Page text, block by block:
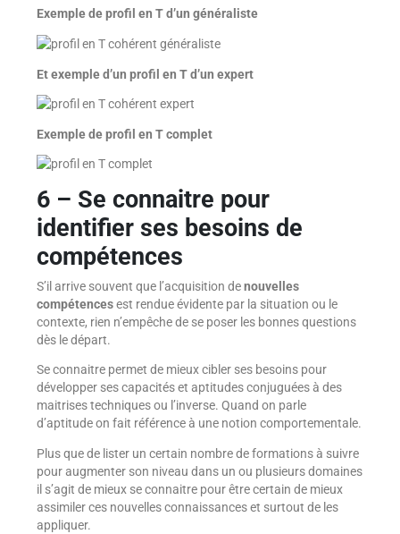
Exemple de profil en T d’un généraliste
Et exemple d’un profil en T d’un expert
Exemple de profil en T complet
6 – Se connaitre pour
identifier ses besoins de
compétences
S’il arrive souvent que l’acquisition denouvelles
compétencesest rendue évidente par la situation ou le
contexte, rien n’empêche de se poser les bonnes questions
dès le départ.
Se connaitre permet de mieux cibler ses besoins pour
développer ses capacités et aptitudes conjuguées à des
maitrises techniques ou l’inverse. Quand on parle
d’aptitude on fait référence à une notion comportementale.
Plus que de lister un certain nombre de formations à suivre
pour augmenter son niveau dans un ou plusieurs domaines
il s’agit de mieux se connaitre pour être certain de mieux
assimiler ces nouvelles connaissances et surtout de les
appliquer.